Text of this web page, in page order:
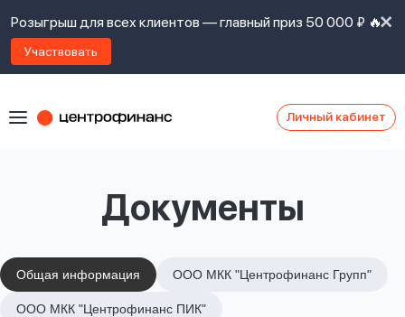
Розыгрыш для всех клиентов — главный приз 50 000 ₽ 🔥
Участвовать
Личный кабинет
Документы
Общая информация ООО МКК "Центрофинанс Групп"
ООО МКК "Центрофинанс ПИК"
ознакомлен
предоставления
займов,
политикой
сайта,